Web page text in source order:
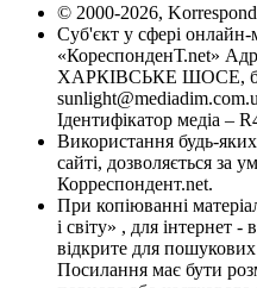
© 2000-2026,
Суб'єкт у сфері онлайн-
«КореспонденТ.net»
ХАРКІВСЬКЕ ШОСЕ,
Ідентифікатор медіа –
Використання будь-
сайті, дозволяється за
Корреспондент.net.
При копіюванні
і світу» , для інтернет
відкрите для
Посилання має бути